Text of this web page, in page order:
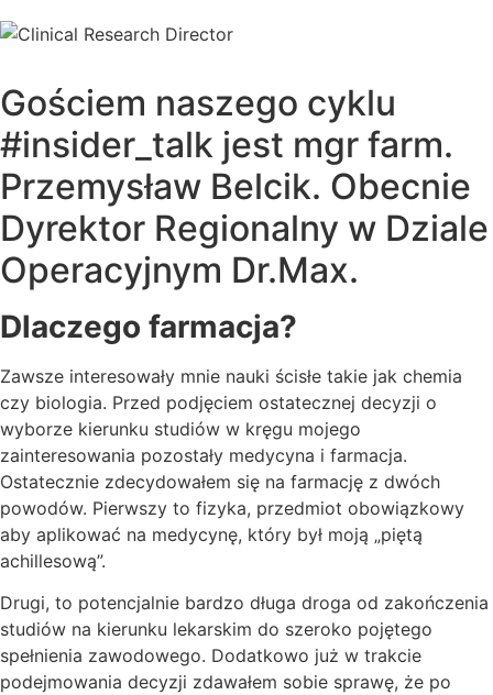
Gościem naszego cyklu
#insider_talk jest mgr farm.
Przemysław Belcik. Obecnie
Dyrektor Regionalny w Dziale
Operacyjnym Dr.Max.
Dlaczego farmacja?
Zawsze interesowały mnie nauki ścisłe takie jak chemia
czy biologia. Przed podjęciem ostatecznej decyzji o
wyborze kierunku studiów w kręgu mojego
zainteresowania pozostały medycyna i farmacja.
Ostatecznie zdecydowałem się na farmację z dwóch
powodów. Pierwszy to fizyka, przedmiot obowiązkowy
aby aplikować na medycynę, który był moją „piętą
achillesową”.
Drugi, to potencjalnie bardzo długa droga od zakończenia
studiów na kierunku lekarskim do szeroko pojętego
spełnienia zawodowego. Dodatkowo już w trakcie
podejmowania decyzji zdawałem sobie sprawę, że po